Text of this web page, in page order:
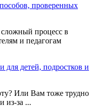
проверенных
процесс в
и педагогам
для детей, подростков и
Или Вам тоже трудно
из-за ...